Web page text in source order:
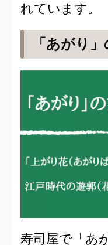
れています。
「あがり
寿司屋で「あ